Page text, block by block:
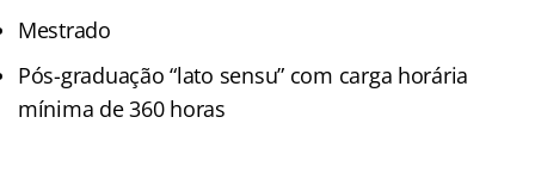
Mestrado
Pós-graduação “lato sensu” com carga horária
mínima de 360 horas